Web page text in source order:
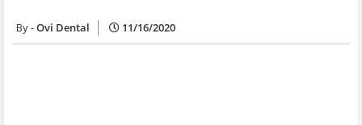
Ovi Dental 11/16/2020